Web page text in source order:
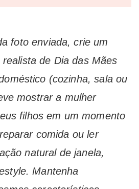
foto enviada, crie um
de Dia das Mães
(cozinha, sala ou
mostrar a mulher
filhos em um momento
comida ou ler
natural de janela,
Mantenha